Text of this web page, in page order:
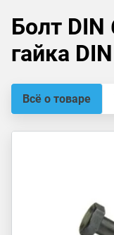
Болт DIN
гайка
Всё о товаре